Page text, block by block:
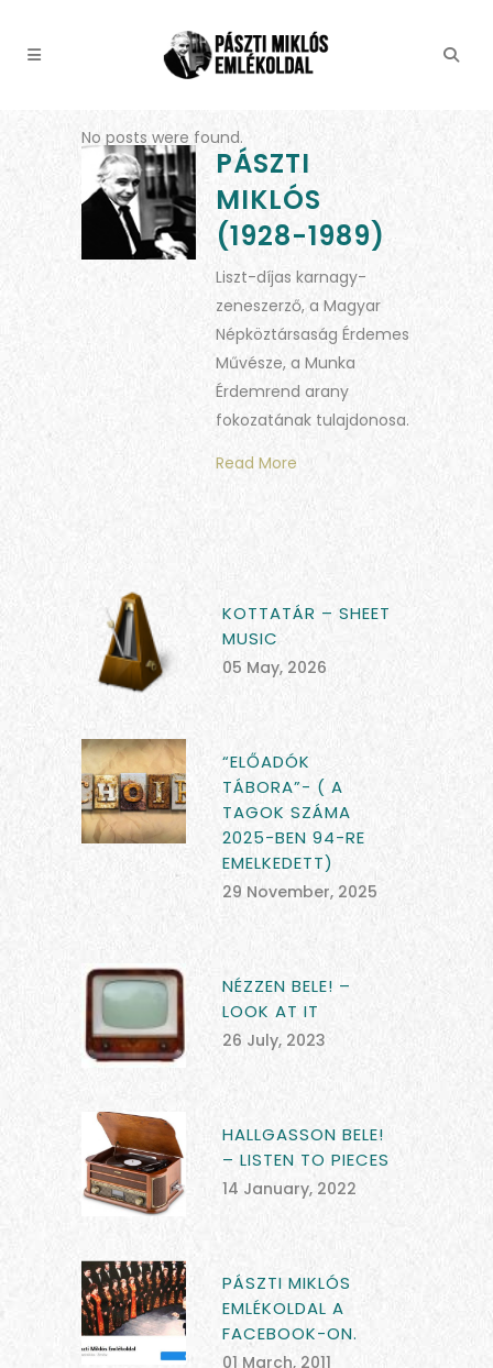
No posts were found.
PÁSZTI
MIKLÓS
(1928-1989)
Liszt-díjas karnagy-
zeneszerző, a Magyar
Népköztársaság Érdemes
Művésze, a Munka
Érdemrend arany
fokozatának tulajdonosa.
Read More
KOTTATÁR – SHEET
MUSIC
05 May, 2026
“ELŐADÓK
TÁBORA”- ( A
TAGOK SZÁMA
2025-BEN 94-RE
EMELKEDETT)
29 November, 2025
NÉZZEN BELE! –
LOOK AT IT
26 July, 2023
HALLGASSON BELE!
– LISTEN TO PIECES
14 January, 2022
PÁSZTI MIKLÓS
EMLÉKOLDAL A
FACEBOOK-ON.
01 March, 2011